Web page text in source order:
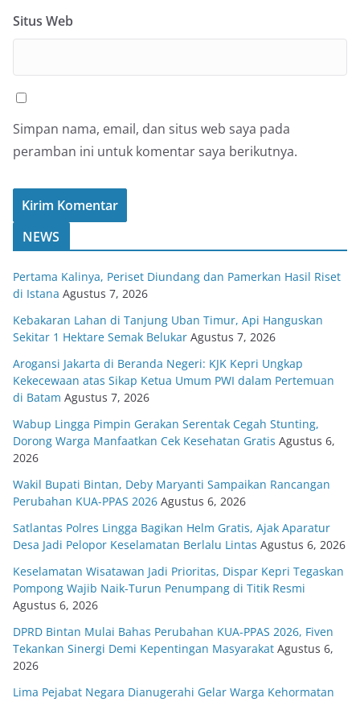
Situs Web
Simpan nama, email, dan situs web saya pada
peramban ini untuk komentar saya berikutnya.
NEWS
Pertama Kalinya, Periset Diundang dan Pamerkan Hasil Riset
di Istana Agustus 7, 2026
Kebakaran Lahan di Tanjung Uban Timur, Api Hanguskan
Sekitar 1 Hektare Semak Belukar Agustus 7, 2026
Arogansi Jakarta di Beranda Negeri: KJK Kepri Ungkap
Kekecewaan atas Sikap Ketua Umum PWI dalam Pertemuan
di Batam Agustus 7, 2026
Wabup Lingga Pimpin Gerakan Serentak Cegah Stunting,
Dorong Warga Manfaatkan Cek Kesehatan Gratis Agustus 6,
2026
Wakil Bupati Bintan, Deby Maryanti Sampaikan Rancangan
Perubahan KUA-PPAS 2026 Agustus 6, 2026
Satlantas Polres Lingga Bagikan Helm Gratis, Ajak Aparatur
Desa Jadi Pelopor Keselamatan Berlalu Lintas Agustus 6, 2026
Keselamatan Wisatawan Jadi Prioritas, Dispar Kepri Tegaskan
Pompong Wajib Naik-Turun Penumpang di Titik Resmi
Agustus 6, 2026
DPRD Bintan Mulai Bahas Perubahan KUA-PPAS 2026, Fiven
Tekankan Sinergi Demi Kepentingan Masyarakat Agustus 6,
2026
Lima Pejabat Negara Dianugerahi Gelar Warga Kehormatan